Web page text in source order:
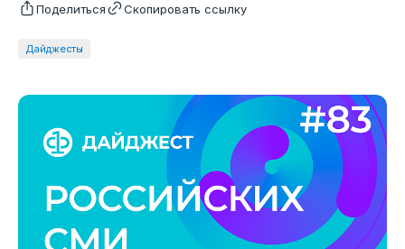
Дайджесты
Поделиться Скопировать ссылку